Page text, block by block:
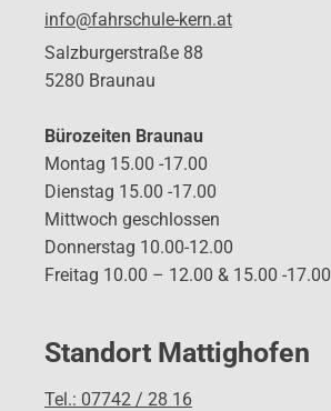
info@fahrschule-kern.at
Salzburgerstraße 88
5280 Braunau
Bürozeiten Braunau
Montag 15.00 -17.00
Dienstag 15.00 -17.00
Mittwoch geschlossen
Donnerstag 10.00-12.00
Freitag 10.00 – 12.00 & 15.00 -17.00
Standort Mattighofen
Tel.: 07742 / 28 16